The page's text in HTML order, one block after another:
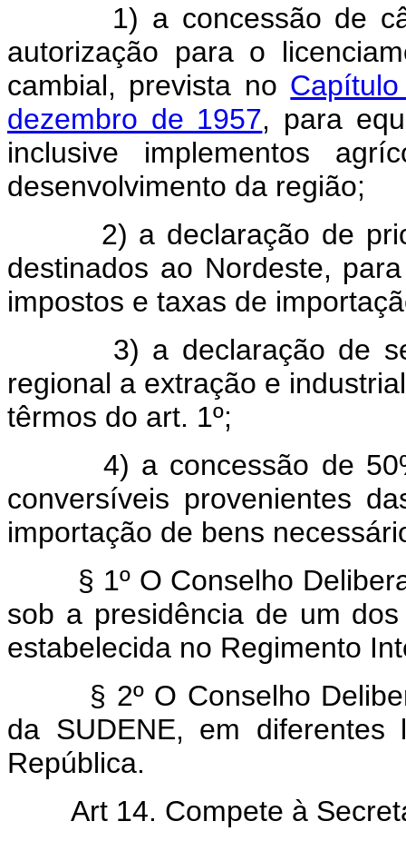
1) a concessão de
autorização para o
cambial, prevista no
dezembro de 1957, para
inclusive implementos
desenvolvimento da região;
2) a declaração de
destinados ao Nordeste,
impostos e taxas de
3) a declaração de ser
regional a extração e
têrmos do art. 1º;
4) a concessão de 50%
conversíveis provenientes
importação de bens
§ 1º O Conselho
sob a presidência de um
estabelecida no Regimento
§ 2º O Conselho
da SUDENE, em
República.
Art 14. Compete à